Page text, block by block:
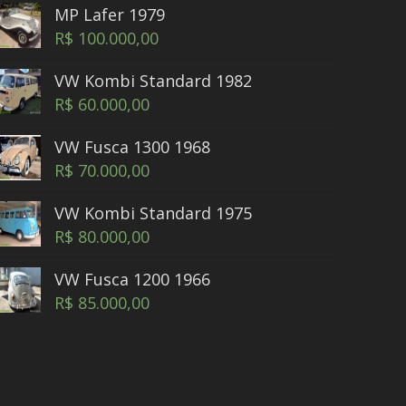
MP Lafer 1979
R$ 100.000,00
VW Kombi Standard 1982
R$ 60.000,00
VW Fusca 1300 1968
R$ 70.000,00
VW Kombi Standard 1975
R$ 80.000,00
VW Fusca 1200 1966
R$ 85.000,00